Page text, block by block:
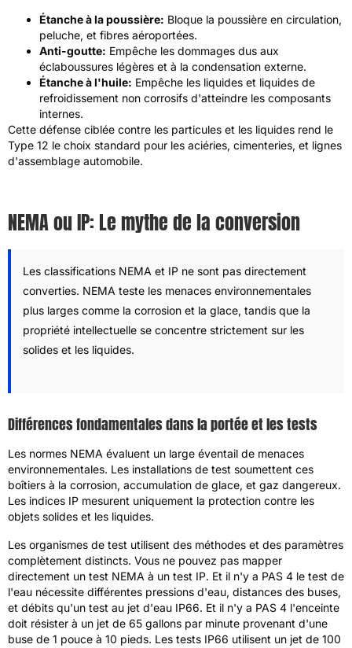
Étanche à la poussière: Bloque la poussière en circulation,
peluche, et fibres aéroportées.
Anti-goutte: Empêche les dommages dus aux
éclaboussures légères et à la condensation externe.
Étanche à l'huile: Empêche les liquides et liquides de
refroidissement non corrosifs d'atteindre les composants
internes.
Cette défense ciblée contre les particules et les liquides rend le
Type 12 le choix standard pour les aciéries, cimenteries, et lignes
d'assemblage automobile.
NEMA ou IP: Le mythe de la conversion
Les classifications NEMA et IP ne sont pas directement
converties. NEMA teste les menaces environnementales
plus larges comme la corrosion et la glace, tandis que la
propriété intellectuelle se concentre strictement sur les
solides et les liquides.
Différences fondamentales dans la portée et les tests
Les normes NEMA évaluent un large éventail de menaces
environnementales. Les installations de test soumettent ces
boîtiers à la corrosion, accumulation de glace, et gaz dangereux.
Les indices IP mesurent uniquement la protection contre les
objets solides et les liquides.
Les organismes de test utilisent des méthodes et des paramètres
complètement distincts. Vous ne pouvez pas mapper
directement un test NEMA à un test IP. Et il n'y a PAS 4 le test de
l'eau nécessite différentes pressions d'eau, distances des buses,
et débits qu'un test au jet d'eau IP66. Et il n'y a PAS 4 l'enceinte
doit résister à un jet de 65 gallons par minute provenant d'une
buse de 1 pouce à 10 pieds. Les tests IP66 utilisent un jet de 100